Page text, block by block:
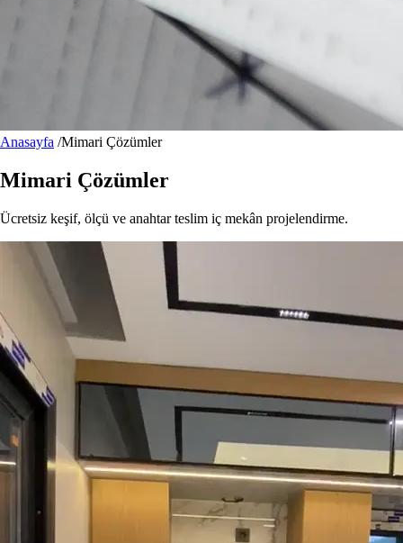
Anasayfa /Mimari Çözümler
Mimari Çözümler
Ücretsiz keşif, ölçü ve anahtar teslim iç mekân projelendirme.